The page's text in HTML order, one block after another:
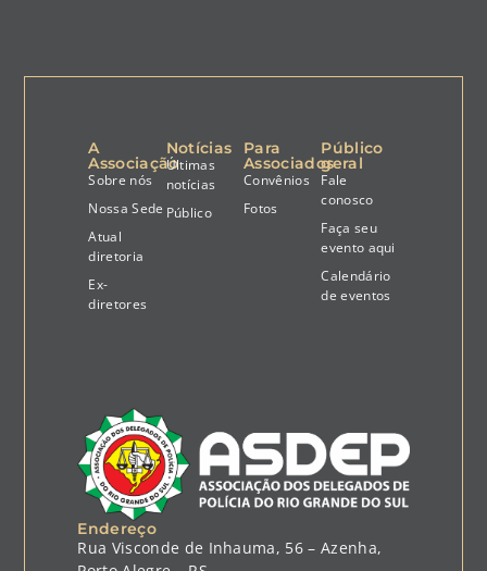
Endereço
Rua Visconde de Inhauma, 56 – Azenha,
A
Associação
Sobre nós
Nossa Sede
Atual
diretoria
Ex-
diretores
Notícias
Últimas
notícias
Público
Para
Associados
Convênios
Fotos
Público
geral
Fale
conosco
Faça seu
evento aqui
Calendário
de eventos